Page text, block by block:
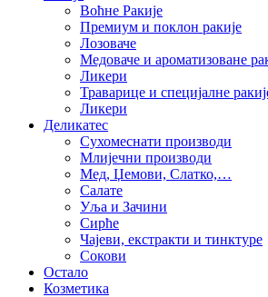
Воћне Ракије
Премиум и поклон ракије
Лозоваче
Медоваче и ароматизоване
Ликери
Траварице и специјалне
Ликери
Деликатес
Сухомеснати производи
Млијечни производи
Мед, Џемови, Слатко,…
Салате
Уља и Зачини
Сирће
Чајеви, екстракти и тинктуре
Сокови
Остало
Козметика